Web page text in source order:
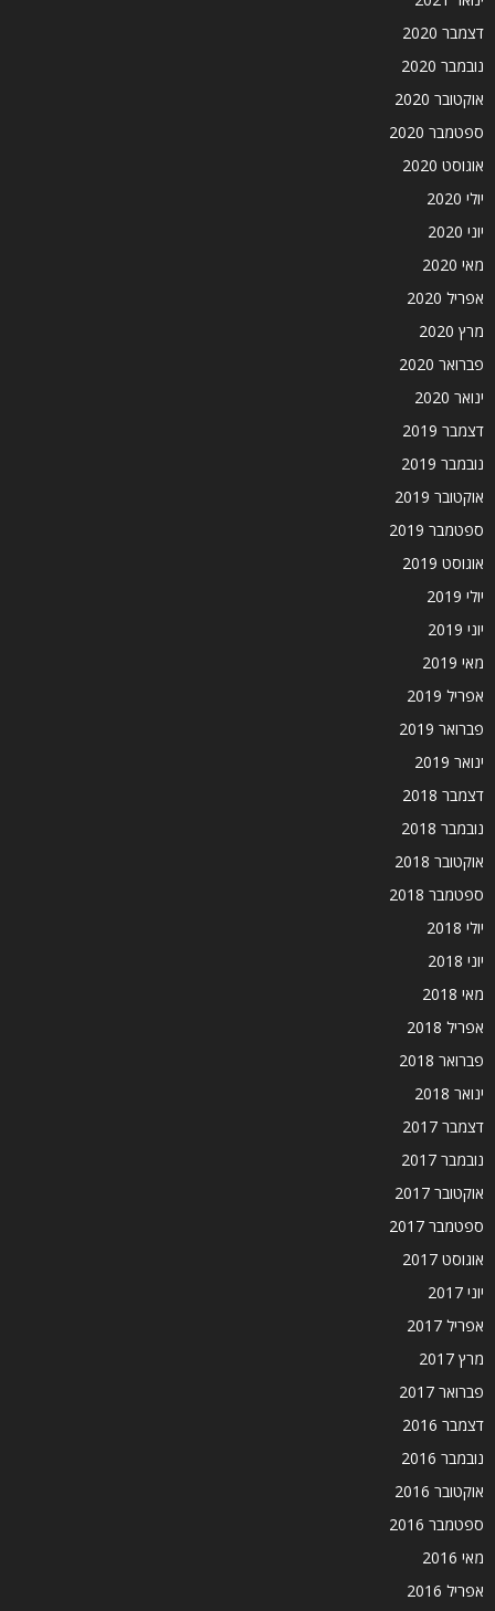
דצמבר 2020
נובמבר 2020
אוקטובר 2020
ספטמבר 2020
אוגוסט 2020
יולי 2020
יוני 2020
מאי 2020
אפריל 2020
מרץ 2020
פברואר 2020
ינואר 2020
דצמבר 2019
נובמבר 2019
אוקטובר 2019
ספטמבר 2019
אוגוסט 2019
יולי 2019
יוני 2019
מאי 2019
אפריל 2019
פברואר 2019
ינואר 2019
דצמבר 2018
נובמבר 2018
אוקטובר 2018
ספטמבר 2018
יולי 2018
יוני 2018
מאי 2018
אפריל 2018
פברואר 2018
ינואר 2018
דצמבר 2017
נובמבר 2017
אוקטובר 2017
ספטמבר 2017
אוגוסט 2017
יוני 2017
אפריל 2017
מרץ 2017
פברואר 2017
דצמבר 2016
נובמבר 2016
אוקטובר 2016
ספטמבר 2016
מאי 2016
אפריל 2016